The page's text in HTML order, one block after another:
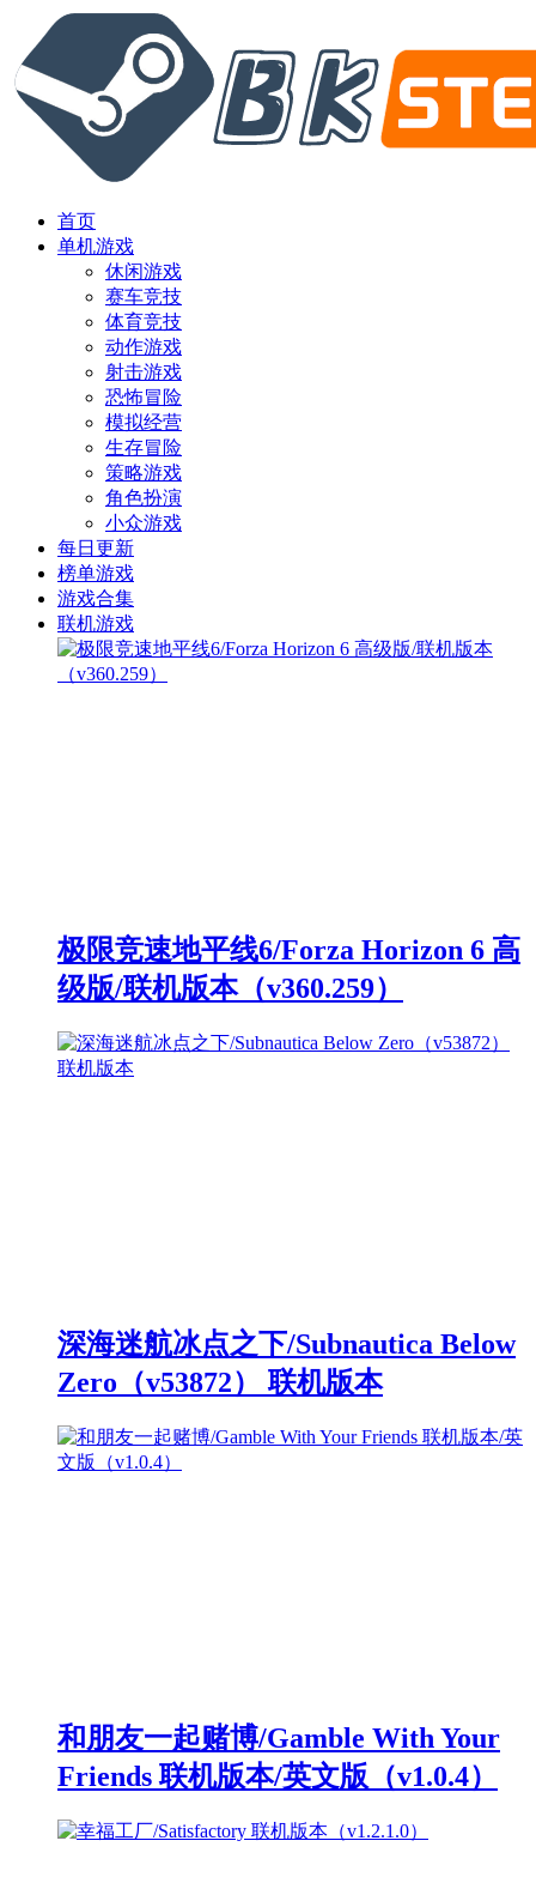
首页
单机游戏
休闲游戏
赛车竞技
体育竞技
动作游戏
射击游戏
恐怖冒险
模拟经营
生存冒险
策略游戏
角色扮演
小众游戏
每日更新
榜单游戏
游戏合集
联机游戏
极限竞速地平线6/Forza Horizon 6 高
级版/联机版本（v360.259）
深海迷航冰点之下/Subnautica Below
Zero（v53872） 联机版本
和朋友一起赌博/Gamble With Your
Friends 联机版本/英文版（v1.0.4）